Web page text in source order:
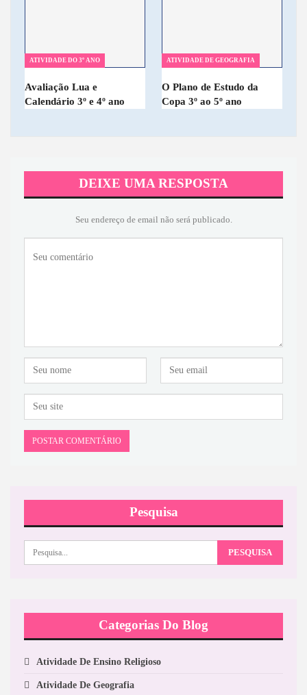
ATIVIDADE DO 3º ANO
Avaliação Lua e
Calendário 3º e 4º ano
ATIVIDADE DE GEOGRAFIA
O Plano de Estudo da
Copa 3º ao 5º ano
DEIXE UMA RESPOSTA
Seu endereço de email não será publicado.
Pesquisa
Categorias Do Blog
Atividade De Ensino Religioso
Atividade De Geografia